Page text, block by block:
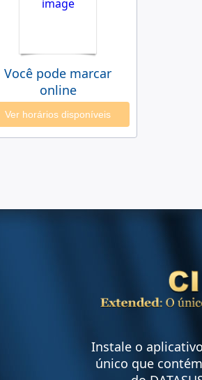
Você pode marcar
online
Ver horários disponíveis
Instale o
único que